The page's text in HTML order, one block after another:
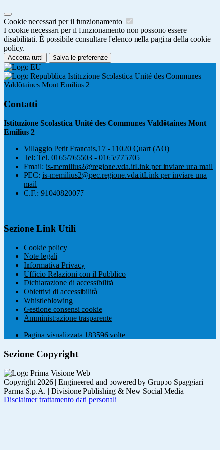
Cookie necessari per il funzionamento
I cookie necessari per il funzionamento non possono essere
disabilitati. È possibile consultare l'elenco nella pagina della cookie
policy.
Accetta tutti Salva le preferenze
Istituzione Scolastica Unité des Communes
Valdôtaines Mont Emilius 2
Contatti
Istituzione Scolastica Unité des Communes Valdôtaines Mont
Emilius 2
Villaggio Petit Francais,17 - 11020 Quart (AO)
Tel: Tel. 0165/765503 - 0165/775705
Email: is-memilius2@regione.vda.itLink per inviare una mail
PEC: is-memilius2@pec.regione.vda.itLink per inviare una
mail
C.F.: 91040820077
Sezione Link Utili
Cookie policy
Note legali
Informativa Privacy
Ufficio Relazioni con il Pubblico
Dichiarazione di accessibilità
Obiettivi di accessibilità
Whistleblowing
Gestione consensi cookie
Amministrazione trasparente
Pagina visualizzata 183596 volte
Sezione Copyright
Copyright 2026 | Engineered and powered by Gruppo Spaggiari
Parma S.p.A. | Divisione Publishing & New Social Media
Disclaimer trattamento dati personali